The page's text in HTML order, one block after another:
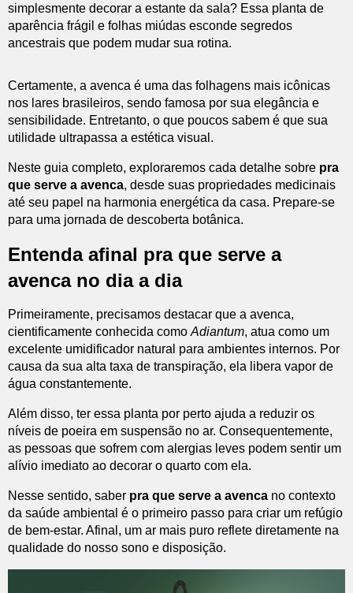
simplesmente decorar a estante da sala? Essa planta de
aparência frágil e folhas miúdas esconde segredos
ancestrais que podem mudar sua rotina.
Certamente, a avenca é uma das folhagens mais icônicas
nos lares brasileiros, sendo famosa por sua elegância e
sensibilidade. Entretanto, o que poucos sabem é que sua
utilidade ultrapassa a estética visual.
Neste guia completo, exploraremos cada detalhe sobre pra
que serve a avenca, desde suas propriedades medicinais
até seu papel na harmonia energética da casa. Prepare-se
para uma jornada de descoberta botânica.
Entenda afinal pra que serve a
avenca no dia a dia
Primeiramente, precisamos destacar que a avenca,
cientificamente conhecida como Adiantum, atua como um
excelente umidificador natural para ambientes internos. Por
causa da sua alta taxa de transpiração, ela libera vapor de
água constantemente.
Além disso, ter essa planta por perto ajuda a reduzir os
níveis de poeira em suspensão no ar. Consequentemente,
as pessoas que sofrem com alergias leves podem sentir um
alívio imediato ao decorar o quarto com ela.
Nesse sentido, saber pra que serve a avenca no contexto
da saúde ambiental é o primeiro passo para criar um refúgio
de bem-estar. Afinal, um ar mais puro reflete diretamente na
qualidade do nosso sono e disposição.